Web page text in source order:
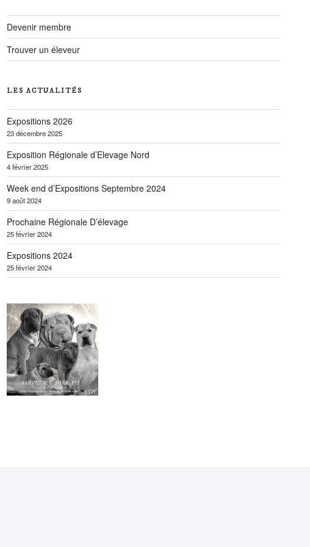
Devenir membre
Trouver un éleveur
LES ACTUALITÉS
Expositions 2026
23 décembre 2025
Exposition Régionale d’Elevage Nord
4 février 2025
Week end d’Expositions Septembre 2024
9 août 2024
Prochaine Régionale D’élevage
25 février 2024
Expositions 2024
25 février 2024